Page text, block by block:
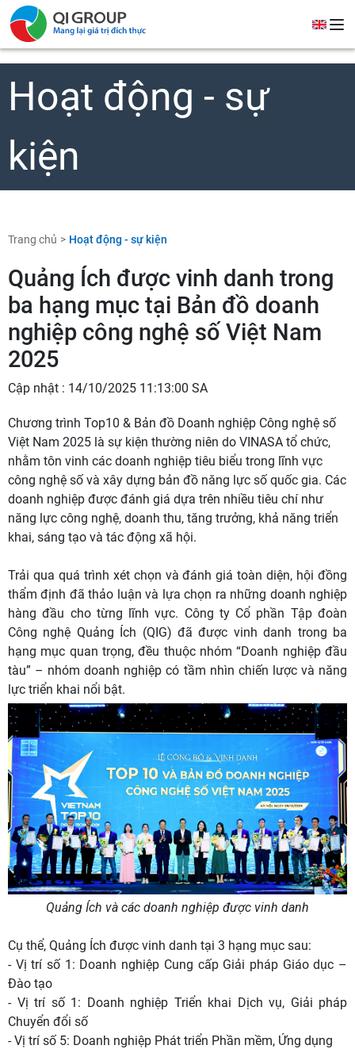
Hoạt động - sự
kiện
Trang chủ Hoạt động - sự kiện
Quảng Ích được vinh danh trong
ba hạng mục tại Bản đồ doanh
nghiệp công nghệ số Việt Nam
2025
Cập nhật : 14/10/2025 11:13:00 SA
Chương trình Top10 & Bản đồ Doanh nghiệp Công nghệ số
Việt Nam 2025 là sự kiện thường niên do VINASA tổ chức,
nhằm tôn vinh các doanh nghiệp tiêu biểu trong lĩnh vực
công nghệ số và xây dựng bản đồ năng lực số quốc gia. Các
doanh nghiệp được đánh giá dựa trên nhiều tiêu chí như
năng lực công nghệ, doanh thu, tăng trưởng, khả năng triển
khai, sáng tạo và tác động xã hội.
Trải qua quá trình xét chọn và đánh giá toàn diện, hội đồng
thẩm định đã thảo luận và lựa chọn ra những doanh nghiệp
hàng đầu cho từng lĩnh vực. Công ty Cổ phần Tập đoàn
Công nghệ Quảng Ích (QIG) đã được vinh danh trong ba
hạng mục quan trọng, đều thuộc nhóm “Doanh nghiệp đầu
tàu” – nhóm doanh nghiệp có tầm nhìn chiến lược và năng
lực triển khai nổi bật.
Quảng Ích và các doanh nghiệp được vinh danh
Cụ thể, Quảng Ích được vinh danh tại 3 hạng mục sau:
- Vị trí số 1: Doanh nghiệp Cung cấp Giải pháp Giáo dục –
Đào tạo
- Vị trí số 1: Doanh nghiệp Triển khai Dịch vụ, Giải pháp
Chuyển đổi số
- Vị trí số 5: Doanh nghiệp Phát triển Phần mềm, Ứng dụng